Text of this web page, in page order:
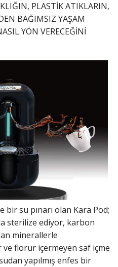
PLASTİK ATIKLARIN,
BAĞIMSIZ YAŞAM
YÖN VERECEĞİNİ
bir su pınarı olan Kara Pod;
sterilize ediyor, karbon
minerallerle
florür içermeyen saf içme
yapılmış enfes bir